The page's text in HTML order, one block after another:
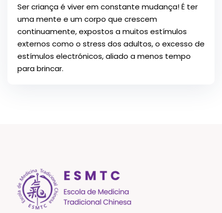
Ser criança é viver em constante mudança! É ter
uma mente e um corpo que crescem
continuamente, expostos a muitos estímulos
externos como o stress dos adultos, o excesso de
estímulos electrónicos, aliado a menos tempo
para brincar.